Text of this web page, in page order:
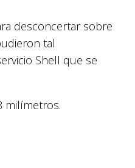
desconcertar sobre
tal
Shell que se
milímetros.